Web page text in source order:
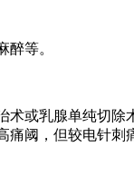
等。
或乳腺单纯切
阈，但较电针刺